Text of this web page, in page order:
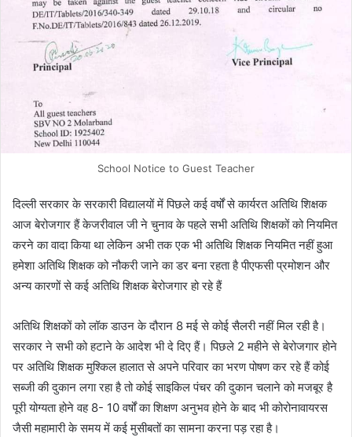
School Notice to Guest Teacher
दिल्ली सरकार के सरकारी विद्यालयों में पिछले कई वर्षों से कार्यरत अतिथि शिक्षक
आज बेरोजगार हैं केजरीवाल जी ने चुनाव के पहले सभी अतिथि शिक्षकों को नियमित
करने का वादा किया था लेकिन अभी तक एक भी अतिथि शिक्षक नियमित नहीं हुआ
हमेशा अतिथि शिक्षक को नौकरी जाने का डर बना रहता है पीएफसी प्रमोशन और
अन्य कारणों से कई अतिथि शिक्षक बेरोजगार हो रहे हैं
अतिथि शिक्षकों को लॉक डाउन के दौरान 8 मई से कोई सैलरी नहीं मिल रही है।
सरकार ने सभी को हटाने के आदेश भी दे दिए हैं। पिछले 2 महीने से बेरोजगार होने
पर अतिथि शिक्षक मुश्किल हालात से अपने परिवार का भरण पोषण कर रहे हैं कोई
सब्जी की दुकान लगा रहा है तो कोई साइकिल पंचर की दुकान चलाने को मजबूर है
पूरी योग्यता होने वह 8- 10 वर्षों का शिक्षण अनुभव होने के बाद भी कोरोनावायरस
जैसी महामारी के समय में कई मुसीबतों का सामना करना पड़ रहा है।